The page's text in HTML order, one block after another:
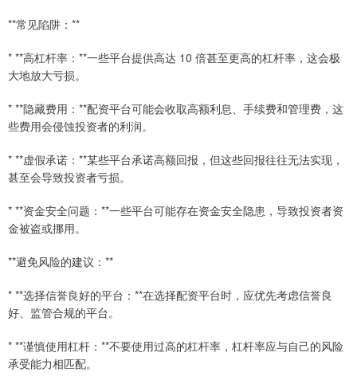
**常见陷阱：**
* **高杠杆率：**一些平台提供高达 10 倍甚至更高的杠杆率，这会极
大地放大亏损。
* **隐藏费用：**配资平台可能会收取高额利息、手续费和管理费，这
些费用会侵蚀投资者的利润。
* **虚假承诺：**某些平台承诺高额回报，但这些回报往往无法实现，
甚至会导致投资者亏损。
* **资金安全问题：**一些平台可能存在资金安全隐患，导致投资者资
金被盗或挪用。
**避免风险的建议：**
* **选择信誉良好的平台：**在选择配资平台时，应优先考虑信誉良
好、监管合规的平台。
* **谨慎使用杠杆：**不要使用过高的杠杆率，杠杆率应与自己的风险
承受能力相匹配。